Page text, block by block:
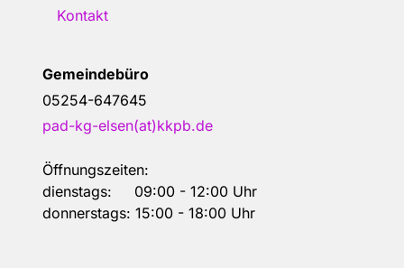
Kontakt
Gemeindebüro
05254-647645
pad-kg-elsen(at)kkpb.de
Öffnungszeiten:
dienstags: 09:00 - 12:00 Uhr
donnerstags: 15:00 - 18:00 Uhr